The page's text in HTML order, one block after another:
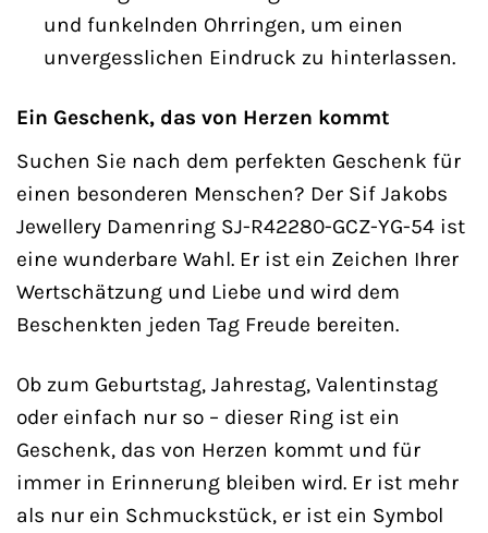
und funkelnden Ohrringen, um einen
unvergesslichen Eindruck zu hinterlassen.
Ein Geschenk, das von Herzen kommt
Suchen Sie nach dem perfekten Geschenk für
einen besonderen Menschen? Der Sif Jakobs
Jewellery Damenring SJ-R42280-GCZ-YG-54 ist
eine wunderbare Wahl. Er ist ein Zeichen Ihrer
Wertschätzung und Liebe und wird dem
Beschenkten jeden Tag Freude bereiten.
Ob zum Geburtstag, Jahrestag, Valentinstag
oder einfach nur so – dieser Ring ist ein
Geschenk, das von Herzen kommt und für
immer in Erinnerung bleiben wird. Er ist mehr
als nur ein Schmuckstück, er ist ein Symbol